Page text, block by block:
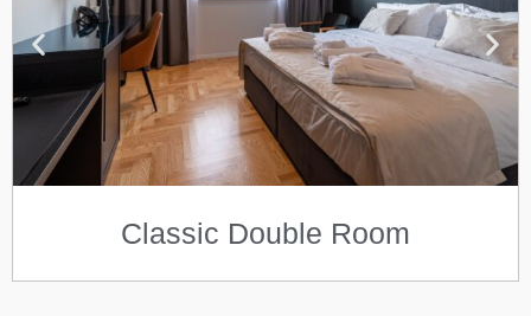
Classic Double Room